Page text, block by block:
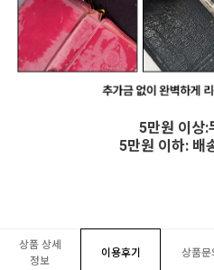
5만원 이상:
5만원 이하: 배
상품 상세
정보
이용후기 상품문